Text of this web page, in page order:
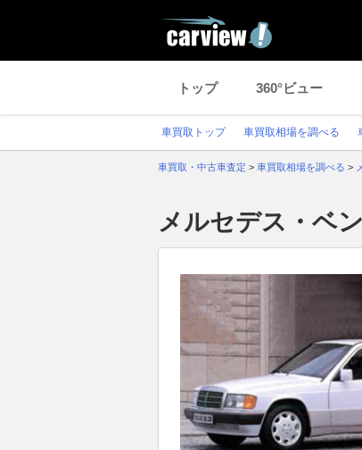
トップ 360°ビュー
車買取トップ 車買取相場を調べる
車買取・中古車査定 > 車買取相場を調べる >
メルセデス・ベ